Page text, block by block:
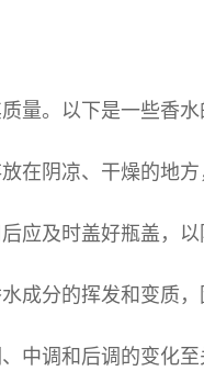
量。以下是一些香
在阴凉、干燥的地
应及时盖好瓶盖，以
成分的挥发和变质，
中调和后调的变化